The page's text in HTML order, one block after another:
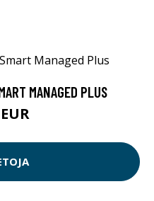
MANAGED PLUS